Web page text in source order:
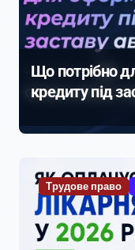
Що потрібно
кредиту під
Трудове право